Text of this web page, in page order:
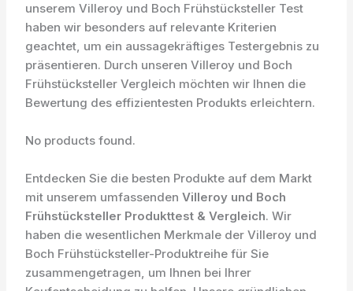
unserem Villeroy und Boch Frühstücksteller Test
haben wir besonders auf relevante Kriterien
geachtet, um ein aussagekräftiges Testergebnis zu
präsentieren. Durch unseren Villeroy und Boch
Frühstücksteller Vergleich möchten wir Ihnen die
Bewertung des effizientesten Produkts erleichtern.
No products found.
Entdecken Sie die besten Produkte auf dem Markt
mit unserem umfassendenVilleroy und Boch
Frühstücksteller Produkttest & Vergleich. Wir
haben die wesentlichen Merkmale der Villeroy und
Boch Frühstücksteller-Produktreihe für Sie
zusammengetragen, um Ihnen bei Ihrer